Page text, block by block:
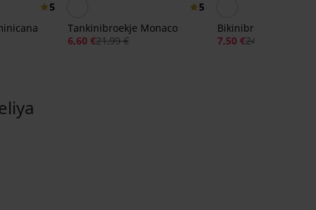
5
5
Tankinibroekje Monaco
6,60 €21,99 €
Bikinibroekje Zebu I
7,50 €24,99 €